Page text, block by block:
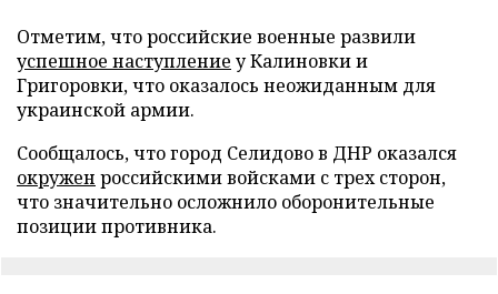
Отметим, что российские военные развили
успешное наступление у Калиновки и
Григоровки, что оказалось неожиданным для
украинской армии.
Сообщалось, что город Селидово в ДНР оказался
окружен российскими войсками с трех сторон,
что значительно осложнило оборонительные
позиции противника.